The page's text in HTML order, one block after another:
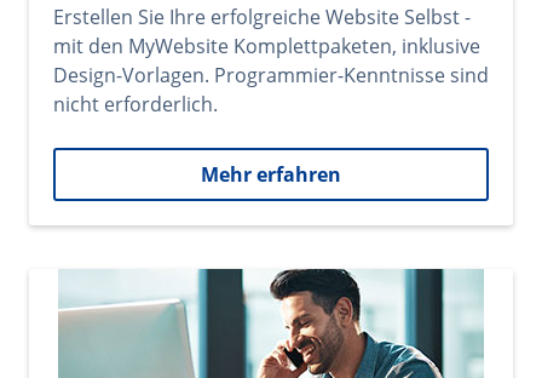
Erstellen Sie Ihre erfolgreiche Website Selbst -
mit den MyWebsite Komplettpaketen, inklusive
Design-Vorlagen. Programmier-Kenntnisse sind
nicht erforderlich.
Mehr erfahren